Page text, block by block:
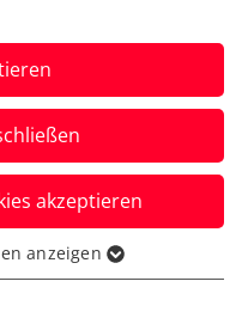
Mentoring-
Engzell
Maruska
30.04.2022
akzeptieren
anzeigen